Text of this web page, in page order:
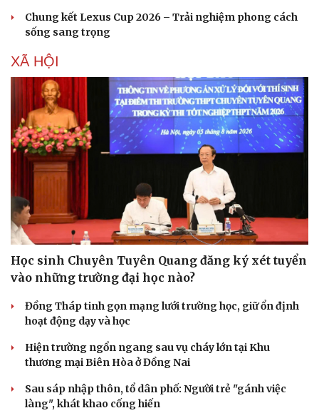
Văn học
Âm nhạc
Di sản
Thời trang
Chung kết Lexus Cup 2026 – Trải nghiệm phong cách
sống sang trọng
XÃ HỘI
Học sinh Chuyên Tuyên Quang đăng ký xét tuyển
vào những trường đại học nào?
Đồng Tháp tinh gọn mạng lưới trường học, giữ ổn định
hoạt động dạy và học
Hiện trường ngổn ngang sau vụ cháy lớn tại Khu
thương mại Biên Hòa ở Đồng Nai
Sau sáp nhập thôn, tổ dân phố: Người trẻ "gánh việc
làng", khát khao cống hiến